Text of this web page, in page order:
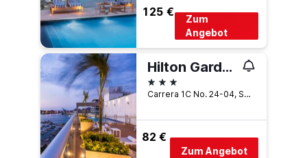
125 €
Zum
Angebot
Hilton Garden Inn Santa Marta
3 Sterne
Carrera 1C No. 24-04, Santa Marta, Kolumbien
82 €
Zum Angebot